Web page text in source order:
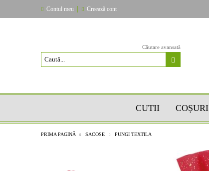
Contul meu Creează cont
Căutare avansată
CUTII COȘURI
PRIMA PAGINĂ SACOSE PUNGI TEXTILA